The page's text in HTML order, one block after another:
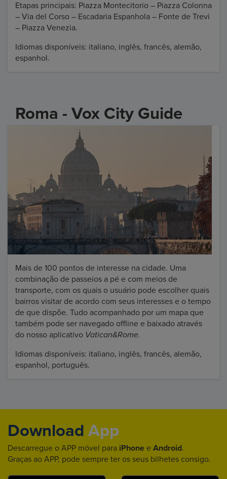
Etapas principais: Piazza Montecitorio – Piazza Colonna
– Via del Corso – Escadaria Espanhola – Fonte de Trevi
– Piazza Venezia.
Idiomas disponíveis: italiano, inglês, francês, alemão,
espanhol.
Roma - Vox City Guide
Mais de 100 pontos de interesse na cidade. Uma
combinação de passeios a pé e com meios de
transporte, com os quais o usuário pode escolher quais
bairros visitar de acordo com seus interesses e o tempo
de que dispõe. Tudo acompanhado por um mapa que
também pode ser navegado offline e baixado através
do nosso aplicativo Vatican&Rome.
Idiomas disponíveis: italiano, inglês, francês, alemão,
espanhol, português.
Download App
Descarregue o APP móvel para iPhone e Android.
Graças ao APP, pode sempre ter os seus bilhetes consigo.